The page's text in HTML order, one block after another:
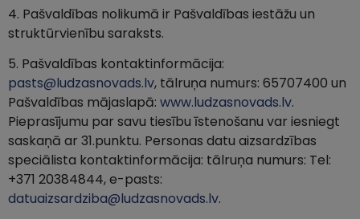
4. Pašvaldības nolikumā ir Pašvaldības iestāžu un
struktūrvienību saraksts.
5. Pašvaldības kontaktinformācija:
pasts@ludzasnovads.lv, tālruņa numurs: 65707400 un
Pašvaldības mājaslapā: www.ludzasnovads.lv.
Pieprasījumu par savu tiesību īstenošanu var iesniegt
saskaņā ar 31.punktu. Personas datu aizsardzības
speciālista kontaktinformācija: tālruņa numurs: Tel:
+371 20384844, e-pasts:
datuaizsardziba@ludzasnovads.lv.